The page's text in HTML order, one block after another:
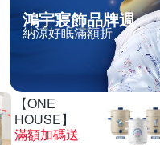
鴻宇寢飾品牌週
納涼好眠滿額折
【ONE
HOUSE】
滿額加碼送